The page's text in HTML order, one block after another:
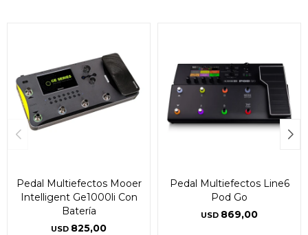
Pedal Multiefectos Mooer
Intelligent Ge1000li Con
Batería
USD 825,00
Pedal Multiefectos Line6
Pod Go
USD 869,00